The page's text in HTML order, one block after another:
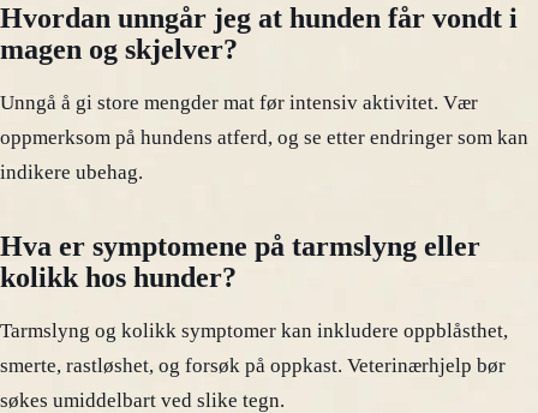
Hvordan unngår jeg at hunden får vondt i
magen og skjelver?
Unngå å gi store mengder mat før intensiv aktivitet. Vær
oppmerksom på hundens atferd, og se etter endringer som kan
indikere ubehag.
Hva er symptomene på tarmslyng eller
kolikk hos hunder?
Tarmslyng og kolikk symptomer kan inkludere oppblåsthet,
smerte, rastløshet, og forsøk på oppkast. Veterinærhjelp bør
søkes umiddelbart ved slike tegn.